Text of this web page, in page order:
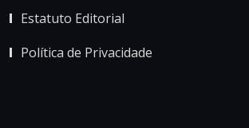
Estatuto Editorial
Política de Privacidade